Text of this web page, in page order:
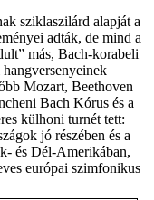
sziklaszilárd alapját a
adták, de mind a
más, Bach-korabeli
Mozart, Beethoven
Bach Kórus és a
külhoni turnét tett:
jó részében és a
és Dél-Amerikában,
európai szimfonikus